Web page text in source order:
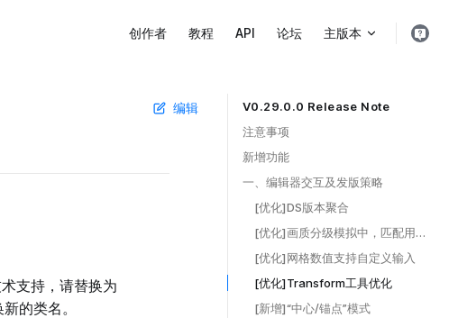
创作者 教程 API 论坛 主版本
V0.29.0.0 Release Note
Table of Contents for current page
注意事项 ​
新增功能 ​
一、编辑器交互及发版策略 ​
[优化]DS版本聚合 ​
[优化]画质分级模拟中，匹配用户占比更加准确 ​
[优化]网格数值支持自定义输入 ​
[优化]Transform工具优化 ​
[新增]“中心/锚点”模式 ​
编辑
支持，请替换为
的类名。